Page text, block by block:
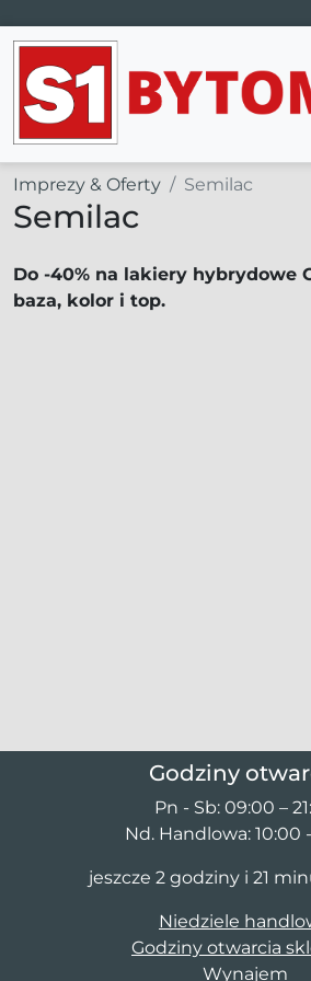
Main Navigation
Imprezy & Oferty Semilac
Semilac
Do -40% na lakiery hybrydowe
baza, kolor i top.
Godziny
Pn - Sb: 09:00 –
Nd. Handlowa: 10:00
jeszcze 2 godziny i 21
Niedziele
Godziny otwarcia
Wynajem